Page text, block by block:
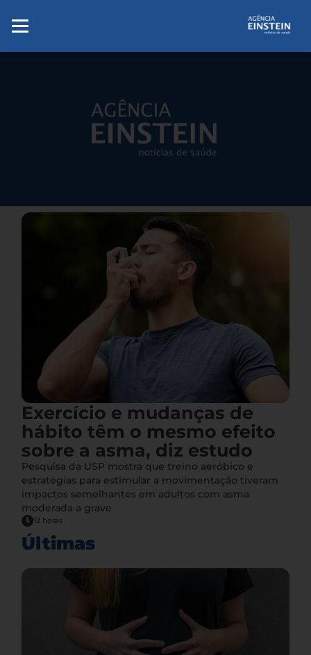
Exercício e mudanças de
hábito têm o mesmo efeito
sobre a asma, diz estudo
Pesquisa da USP mostra que treino aeróbico e
estratégias para estimular a movimentação tiveram
impactos semelhantes em adultos com asma
moderada a grave
12 horas
Últimas